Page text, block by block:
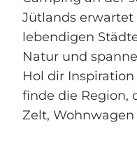
Jütlands erwartet
lebendigen
Natur und
Hol dir
finde die Region,
Zelt,